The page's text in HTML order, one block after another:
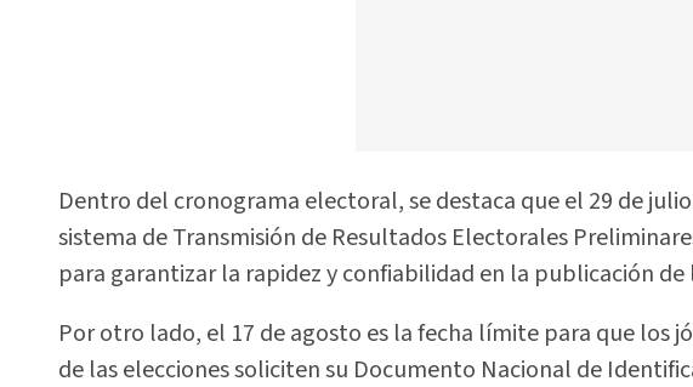
Dentro del cronograma electoral, se destaca que el 29 de
sistema de Transmisión de Resultados Electorales
para garantizar la rapidez y confiabilidad en la publicación de
Por otro lado, el 17 de agosto es la fecha límite para que los
de las elecciones soliciten su Documento Nacional de